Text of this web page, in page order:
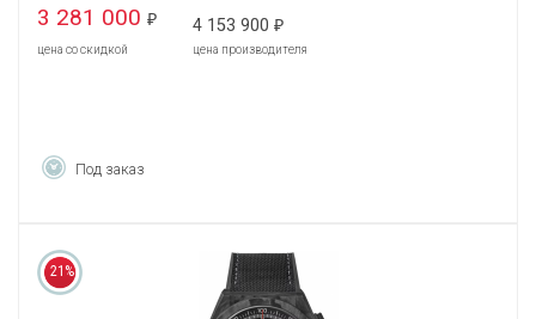
3 281 000 ₽
цена со скидкой
4 153 900 ₽
цена производителя
Под заказ
21%